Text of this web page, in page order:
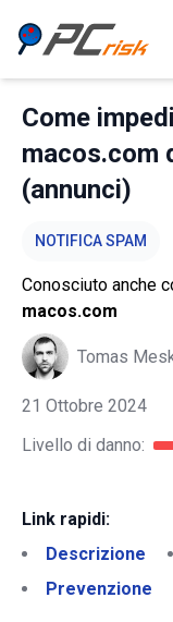
Come
macos.com
(annunci)
NOTIFICA SPAM
Conosciuto anche
macos.com
Tomas
21 Ottobre 2024
Livello di danno:
Link rapidi:
Descrizione
Prevenzione